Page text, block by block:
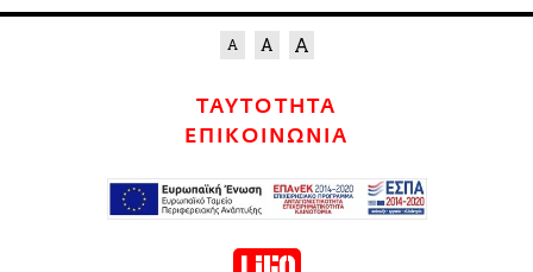
ΤΑΥΤΟΤΗΤΑ
ΕΠΙΚΟΙΝΩΝΙΑ